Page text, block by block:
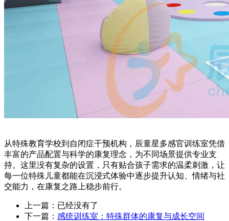
从特殊教育学校到自闭症干预机构，辰童星多感官训练室凭借
丰富的产品配置与科学的康复理念，为不同场景提供专业支
持。这里没有复杂的设置，只有贴合孩子需求的温柔刺激，让
每一位特殊儿童都能在沉浸式体验中逐步提升认知、情绪与社
交能力，在康复之路上稳步前行。
上一篇：已经没有了
下一篇： 感统训练室：特殊群体的康复与成长空间